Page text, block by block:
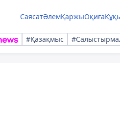
СаясатӘлемҚаржыОқиға
#Қазақмыс